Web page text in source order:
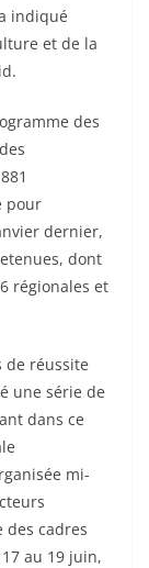
indiqué
et de la
des
pour
dernier,
dont
régionales et
de réussite
une série de
dans ce
mi-
cadres
au 19 juin,